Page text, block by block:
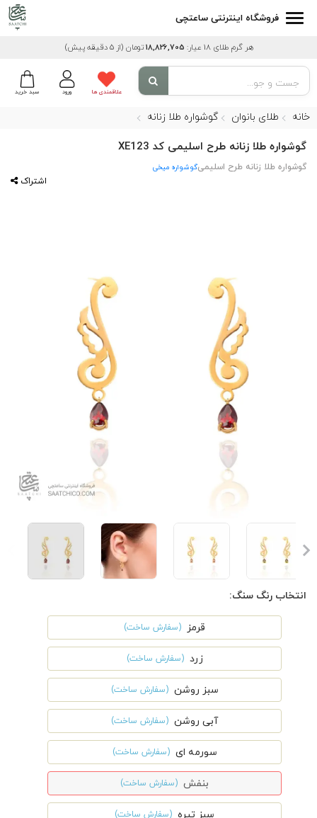
فروشگاه اینترنتی ساعتچی
هر گرم طلای 18 عیار: 18,826,705 تومان (از 5 دقیقه پیش)
سبد خرید ورود علاقمندی ها
خانه طلای بانوان گوشواره طلا زنانه
گوشواره طلا زنانه طرح اسلیمی کد XE123
گوشواره طلا زنانه طرح اسلیمیگوشواره میخی
اشتراک
انتخاب رنگ سنگ:
قرمز (سفارش ساخت)
زرد (سفارش ساخت)
سبز روشن (سفارش ساخت)
آبی روشن (سفارش ساخت)
سورمه ای (سفارش ساخت)
بنفش (سفارش ساخت)
سبز تیره (سفارش ساخت)